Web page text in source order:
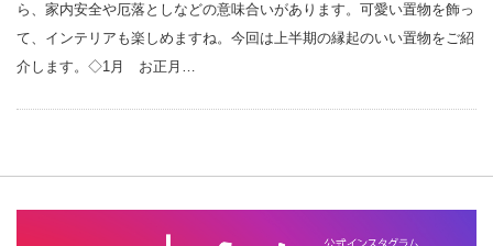
ら、家内安全や厄落としなどの意味合いがあります。可愛い置物を飾っ
て、インテリアも楽しめますね。今回は上半期の縁起のいい置物をご紹
介します。◇1月 お正月…